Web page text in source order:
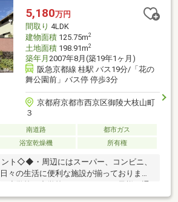
にて営業しております。 周辺環境も合わ
す。
5,180万円
間取り 4LDK
建物面積125.75m2
土地面積198.91m2
築年月 2007年8月(築19年1ヶ月)
阪急京都線 桂駅 バス19分/「花の
舞公園前」バス停 停歩3分
京都府京都市西京区御陵大枝山町
３
南道路
都市ガス
浴室乾燥機 所有権
ト◇◆・周辺にはスーパー、コンビニ、
々の生活に便利な施設が揃っておりま
は邸宅の立ち並ぶ落ち着いた住環境で